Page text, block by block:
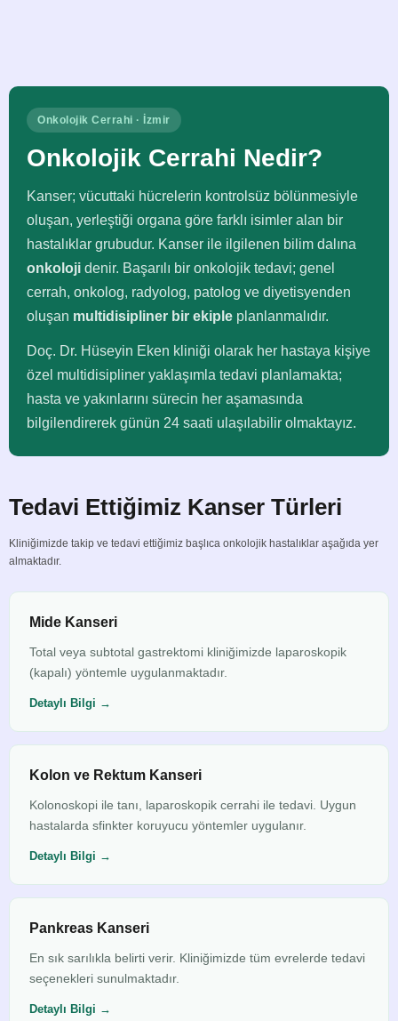
Onkolojik Cerrahi · İzmir
Onkolojik Cerrahi Nedir?
Kanser; vücuttaki hücrelerin kontrolsüz bölünmesiyle
oluşan, yerleştiği organa göre farklı isimler alan bir
hastalıklar grubudur. Kanser ile ilgilenen bilim dalına
onkoloji denir. Başarılı bir onkolojik tedavi; genel
cerrah, onkolog, radyolog, patolog ve diyetisyenden
oluşan multidisipliner bir ekiple planlanmalıdır.
Doç. Dr. Hüseyin Eken kliniği olarak her hastaya kişiye
özel multidisipliner yaklaşımla tedavi planlamakta;
hasta ve yakınlarını sürecin her aşamasında
bilgilendirerek günün 24 saati ulaşılabilir olmaktayız.
Tedavi Ettiğimiz Kanser Türleri
Kliniğimizde takip ve tedavi ettiğimiz başlıca onkolojik hastalıklar aşağıda yer
almaktadır.
Mide Kanseri
Total veya subtotal gastrektomi kliniğimizde laparoskopik
(kapalı) yöntemle uygulanmaktadır.
Detaylı Bilgi →
Kolon ve Rektum Kanseri
Kolonoskopi ile tanı, laparoskopik cerrahi ile tedavi. Uygun
hastalarda sfinkter koruyucu yöntemler uygulanır.
Detaylı Bilgi →
Pankreas Kanseri
En sık sarılıkla belirti verir. Kliniğimizde tüm evrelerde tedavi
seçenekleri sunulmaktadır.
Detaylı Bilgi →